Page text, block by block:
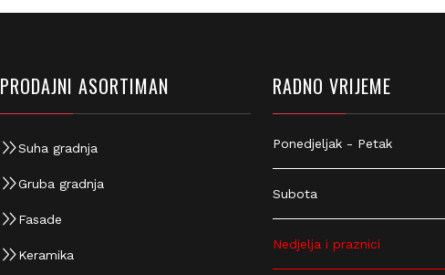
PRODAJNI ASORTIMAN
Suha gradnja
Gruba gradnja
Fasade
Keramika
RADNO VRIJEME
Ponedjeljak - Petak
Subota
Nedjelja i praznici